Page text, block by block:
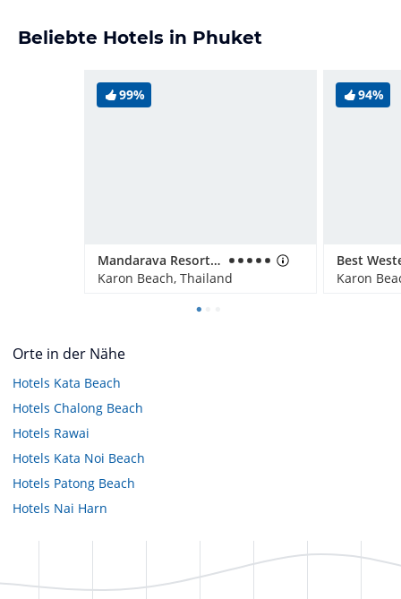
Beliebte Hotels in Phuket
99%
Mandarava Resort & Spa
Karon Beach, Thailand
94%
Karon
Orte in der Nähe
Hotels Kata Beach
Hotels Chalong Beach
Hotels Rawai
Hotels Kata Noi Beach
Hotels Patong Beach
Hotels Nai Harn